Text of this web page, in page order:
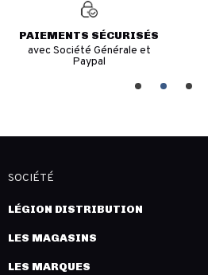
PAIEMENTS SÉCURISÉS
avec Société Générale et
Paypal
SOCIÉTÉ
LÉGION DISTRIBUTION
LES MAGASINS
LES MARQUES